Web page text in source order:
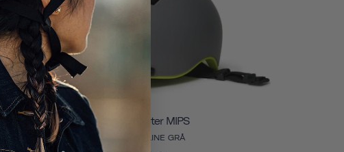
Chapter MIPS
SKYLINE GRÅ